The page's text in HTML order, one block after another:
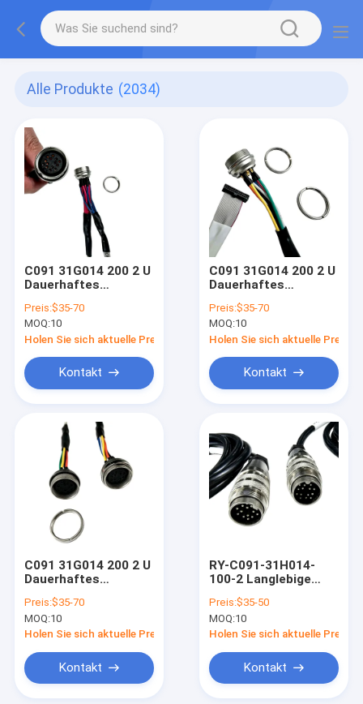
Alle Produkte (2034)
C091 31G014 200 2 U
Dauerhaftes
weibliches
Verbindungskabel 14
Pins Flugzeugstecker
Sensorkabel
Industrieklasse
Drahtgurt C091
Preis:$35-70
MOQ:10
Holen Sie sich aktuelle Preis
Kontakt
C091 31G014 200 2 U
Dauerhaftes
weibliches
Verbindungskabel 14
Pins Flugzeugstecker
Sensorkabel
Industrieklasse
Drahtgurt C091
Preis:$35-70
MOQ:10
Holen Sie sich aktuelle Preis
Kontakt
C091 31G014 200 2 U
Dauerhaftes
weibliches
Verbindungskabel 14
Pins Flugzeugstecker
Industrieklasse
Drahtgurt C091
Preis:$35-70
MOQ:10
Holen Sie sich aktuelle Preis
Kontakt
RY-C091-31H014-
100-2 Langlebige
Verbindungskabel 14
Pins
Koaxialflugzeugstecker
Industriekabel
Preis:$35-50
MOQ:10
Holen Sie sich aktuelle Preis
Kontakt